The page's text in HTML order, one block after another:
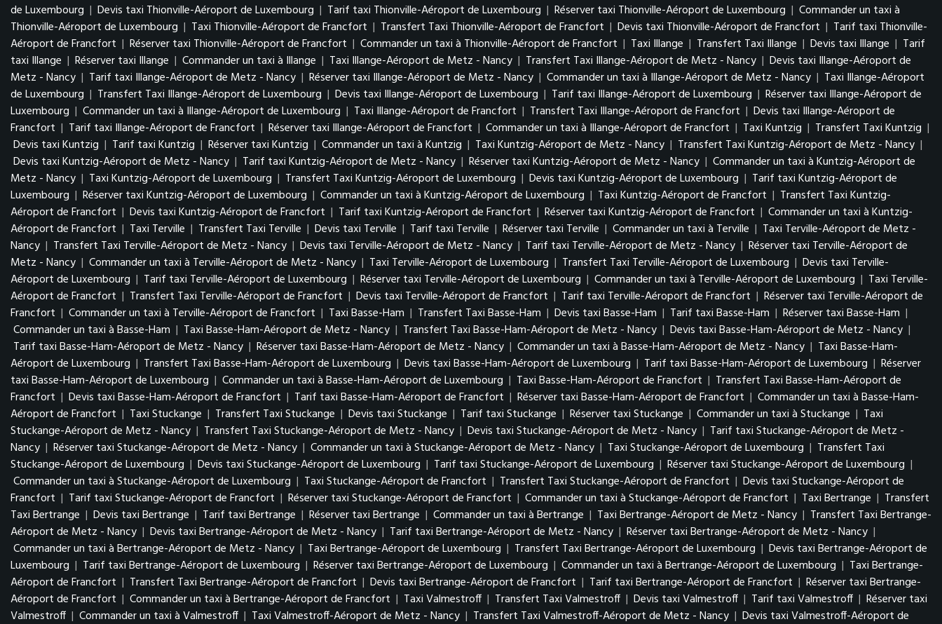
de Luxembourg | Devis taxi Thionville-Aéroport de Luxembourg | Tarif taxi Thionville-Aéroport de Luxembourg | Réserver taxi Thionville-Aéroport de Luxembourg | Commander un taxi à
Thionville-Aéroport de Luxembourg | Taxi Thionville-Aéroport de Francfort | Transfert Taxi Thionville-Aéroport de Francfort | Devis taxi Thionville-Aéroport de Francfort | Tarif taxi Thionville-
Aéroport de Francfort | Réserver taxi Thionville-Aéroport de Francfort | Commander un taxi à Thionville-Aéroport de Francfort | Taxi Illange | Transfert Taxi Illange | Devis taxi Illange | Tarif
taxi Illange | Réserver taxi Illange | Commander un taxi à Illange | Taxi Illange-Aéroport de Metz - Nancy | Transfert Taxi Illange-Aéroport de Metz - Nancy | Devis taxi Illange-Aéroport de
Metz - Nancy | Tarif taxi Illange-Aéroport de Metz - Nancy | Réserver taxi Illange-Aéroport de Metz - Nancy | Commander un taxi à Illange-Aéroport de Metz - Nancy | Taxi Illange-Aéroport
de Luxembourg | Transfert Taxi Illange-Aéroport de Luxembourg | Devis taxi Illange-Aéroport de Luxembourg | Tarif taxi Illange-Aéroport de Luxembourg | Réserver taxi Illange-Aéroport de
Luxembourg | Commander un taxi à Illange-Aéroport de Luxembourg | Taxi Illange-Aéroport de Francfort | Transfert Taxi Illange-Aéroport de Francfort | Devis taxi Illange-Aéroport de
Francfort | Tarif taxi Illange-Aéroport de Francfort | Réserver taxi Illange-Aéroport de Francfort | Commander un taxi à Illange-Aéroport de Francfort | Taxi Kuntzig | Transfert Taxi Kuntzig |
Devis taxi Kuntzig | Tarif taxi Kuntzig | Réserver taxi Kuntzig | Commander un taxi à Kuntzig | Taxi Kuntzig-Aéroport de Metz - Nancy | Transfert Taxi Kuntzig-Aéroport de Metz - Nancy |
Devis taxi Kuntzig-Aéroport de Metz - Nancy | Tarif taxi Kuntzig-Aéroport de Metz - Nancy | Réserver taxi Kuntzig-Aéroport de Metz - Nancy | Commander un taxi à Kuntzig-Aéroport de
Metz - Nancy | Taxi Kuntzig-Aéroport de Luxembourg | Transfert Taxi Kuntzig-Aéroport de Luxembourg | Devis taxi Kuntzig-Aéroport de Luxembourg | Tarif taxi Kuntzig-Aéroport de
Luxembourg | Réserver taxi Kuntzig-Aéroport de Luxembourg | Commander un taxi à Kuntzig-Aéroport de Luxembourg | Taxi Kuntzig-Aéroport de Francfort | Transfert Taxi Kuntzig-
Aéroport de Francfort | Devis taxi Kuntzig-Aéroport de Francfort | Tarif taxi Kuntzig-Aéroport de Francfort | Réserver taxi Kuntzig-Aéroport de Francfort | Commander un taxi à Kuntzig-
Aéroport de Francfort | Taxi Terville | Transfert Taxi Terville | Devis taxi Terville | Tarif taxi Terville | Réserver taxi Terville | Commander un taxi à Terville | Taxi Terville-Aéroport de Metz -
Nancy | Transfert Taxi Terville-Aéroport de Metz - Nancy | Devis taxi Terville-Aéroport de Metz - Nancy | Tarif taxi Terville-Aéroport de Metz - Nancy | Réserver taxi Terville-Aéroport de
Metz - Nancy | Commander un taxi à Terville-Aéroport de Metz - Nancy | Taxi Terville-Aéroport de Luxembourg | Transfert Taxi Terville-Aéroport de Luxembourg | Devis taxi Terville-
Aéroport de Luxembourg | Tarif taxi Terville-Aéroport de Luxembourg | Réserver taxi Terville-Aéroport de Luxembourg | Commander un taxi à Terville-Aéroport de Luxembourg | Taxi Terville-
Aéroport de Francfort | Transfert Taxi Terville-Aéroport de Francfort | Devis taxi Terville-Aéroport de Francfort | Tarif taxi Terville-Aéroport de Francfort | Réserver taxi Terville-Aéroport de
Francfort | Commander un taxi à Terville-Aéroport de Francfort | Taxi Basse-Ham | Transfert Taxi Basse-Ham | Devis taxi Basse-Ham | Tarif taxi Basse-Ham | Réserver taxi Basse-Ham |
Commander un taxi à Basse-Ham | Taxi Basse-Ham-Aéroport de Metz - Nancy | Transfert Taxi Basse-Ham-Aéroport de Metz - Nancy | Devis taxi Basse-Ham-Aéroport de Metz - Nancy |
Tarif taxi Basse-Ham-Aéroport de Metz - Nancy | Réserver taxi Basse-Ham-Aéroport de Metz - Nancy | Commander un taxi à Basse-Ham-Aéroport de Metz - Nancy | Taxi Basse-Ham-
Aéroport de Luxembourg | Transfert Taxi Basse-Ham-Aéroport de Luxembourg | Devis taxi Basse-Ham-Aéroport de Luxembourg | Tarif taxi Basse-Ham-Aéroport de Luxembourg | Réserver
taxi Basse-Ham-Aéroport de Luxembourg | Commander un taxi à Basse-Ham-Aéroport de Luxembourg | Taxi Basse-Ham-Aéroport de Francfort | Transfert Taxi Basse-Ham-Aéroport de
Francfort | Devis taxi Basse-Ham-Aéroport de Francfort | Tarif taxi Basse-Ham-Aéroport de Francfort | Réserver taxi Basse-Ham-Aéroport de Francfort | Commander un taxi à Basse-Ham-
Aéroport de Francfort | Taxi Stuckange | Transfert Taxi Stuckange | Devis taxi Stuckange | Tarif taxi Stuckange | Réserver taxi Stuckange | Commander un taxi à Stuckange | Taxi
Stuckange-Aéroport de Metz - Nancy | Transfert Taxi Stuckange-Aéroport de Metz - Nancy | Devis taxi Stuckange-Aéroport de Metz - Nancy | Tarif taxi Stuckange-Aéroport de Metz -
Nancy | Réserver taxi Stuckange-Aéroport de Metz - Nancy | Commander un taxi à Stuckange-Aéroport de Metz - Nancy | Taxi Stuckange-Aéroport de Luxembourg | Transfert Taxi
Stuckange-Aéroport de Luxembourg | Devis taxi Stuckange-Aéroport de Luxembourg | Tarif taxi Stuckange-Aéroport de Luxembourg | Réserver taxi Stuckange-Aéroport de Luxembourg |
Commander un taxi à Stuckange-Aéroport de Luxembourg | Taxi Stuckange-Aéroport de Francfort | Transfert Taxi Stuckange-Aéroport de Francfort | Devis taxi Stuckange-Aéroport de
Francfort | Tarif taxi Stuckange-Aéroport de Francfort | Réserver taxi Stuckange-Aéroport de Francfort | Commander un taxi à Stuckange-Aéroport de Francfort | Taxi Bertrange | Transfert
Taxi Bertrange | Devis taxi Bertrange | Tarif taxi Bertrange | Réserver taxi Bertrange | Commander un taxi à Bertrange | Taxi Bertrange-Aéroport de Metz - Nancy | Transfert Taxi Bertrange-
Aéroport de Metz - Nancy | Devis taxi Bertrange-Aéroport de Metz - Nancy | Tarif taxi Bertrange-Aéroport de Metz - Nancy | Réserver taxi Bertrange-Aéroport de Metz - Nancy |
Commander un taxi à Bertrange-Aéroport de Metz - Nancy | Taxi Bertrange-Aéroport de Luxembourg | Transfert Taxi Bertrange-Aéroport de Luxembourg | Devis taxi Bertrange-Aéroport de
Luxembourg | Tarif taxi Bertrange-Aéroport de Luxembourg | Réserver taxi Bertrange-Aéroport de Luxembourg | Commander un taxi à Bertrange-Aéroport de Luxembourg | Taxi Bertrange-
Aéroport de Francfort | Transfert Taxi Bertrange-Aéroport de Francfort | Devis taxi Bertrange-Aéroport de Francfort | Tarif taxi Bertrange-Aéroport de Francfort | Réserver taxi Bertrange-
Aéroport de Francfort | Commander un taxi à Bertrange-Aéroport de Francfort | Taxi Valmestroff | Transfert Taxi Valmestroff | Devis taxi Valmestroff | Tarif taxi Valmestroff | Réserver taxi
Valmestroff | Commander un taxi à Valmestroff | Taxi Valmestroff-Aéroport de Metz - Nancy | Transfert Taxi Valmestroff-Aéroport de Metz - Nancy | Devis taxi Valmestroff-Aéroport de